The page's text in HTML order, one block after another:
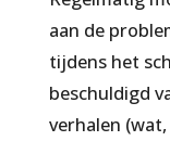
aan de
tijdens het
beschuldigd
verhalen